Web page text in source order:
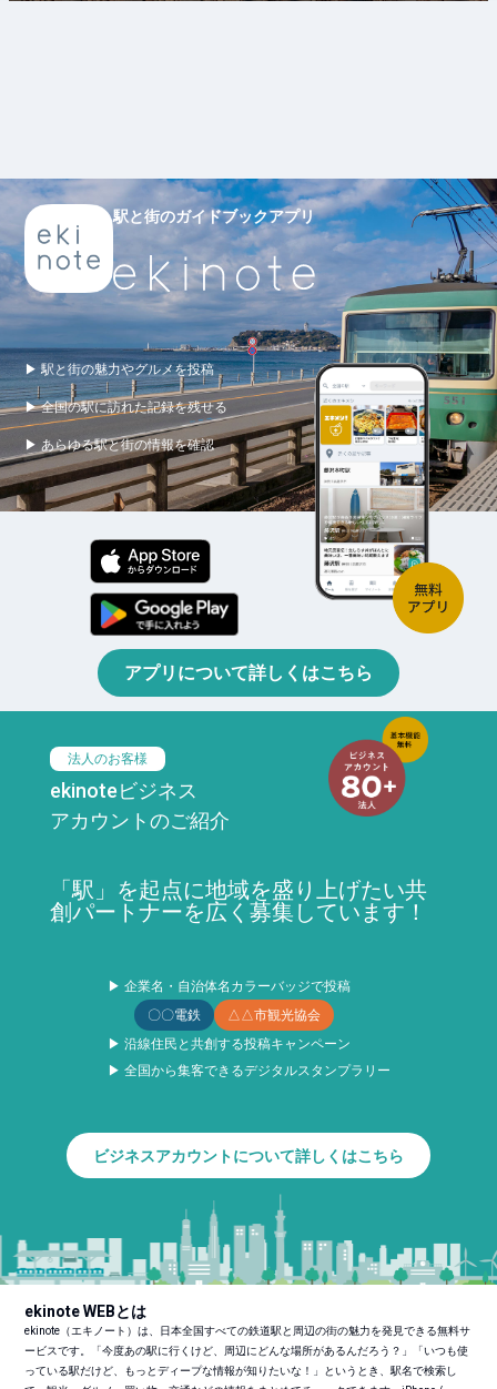
駅と街のガイドブックアプリ
▶ 駅と街の魅力やグルメを投稿
▶ 全国の駅に訪れた記録を残せる
▶ あらゆる駅と街の情報を確認
アプリについて詳しくはこちら
法人のお客様
ekinoteビジネス
アカウントのご紹介
「駅」を起点に地域を盛り上げたい共
創パートナーを広く募集しています！
▶ 企業名・自治体名カラーバッジで投稿
〇〇電鉄
△△市観光協会
▶ 沿線住民と共創する投稿キャンペーン
▶ 全国から集客できるデジタルスタンプラリー
ビジネスアカウントについて詳しくはこちら
ekinote WEBとは
ekinote（エキノート）は、日本全国すべての鉄道駅と周辺の街の魅力を発見できる無料サ
ービスです。「今度あの駅に行くけど、周辺にどんな場所があるんだろう？」「いつも使
っている駅だけど、もっとディープな情報が知りたいな！」というとき、駅名で検索し